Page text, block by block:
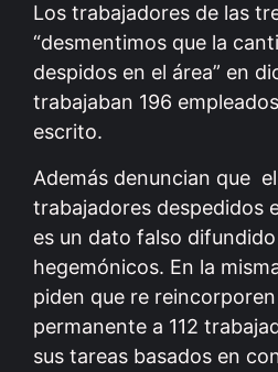
Los trabajadores de las
“desmentimos que la
despidos en el área” en
trabajaban 196
escrito.
Además denuncian que
trabajadores despedidos
es un dato falso
hegemónicos. En la
piden que re
permanente a 112
sus tareas basados en